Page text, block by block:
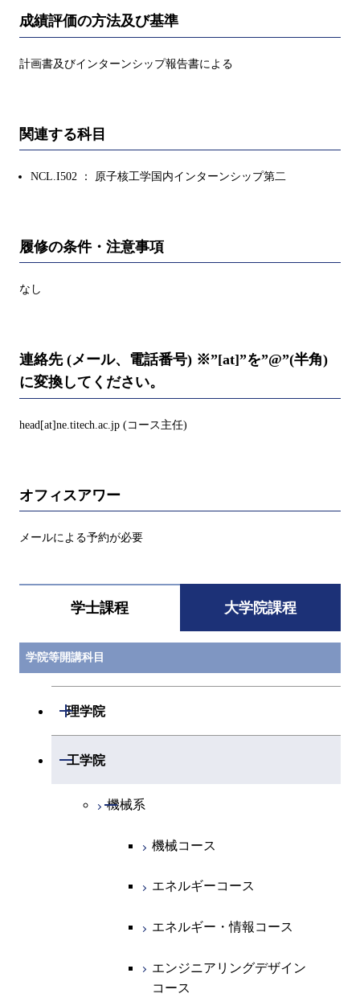
成績評価の方法及び基準
計画書及びインターンシップ報告書による
関連する科目
NCL.I502 ： 原子核工学国内インターンシップ第二
履修の条件・注意事項
なし
連絡先 (メール、電話番号) ※”[at]”を”@”(半角)
に変換してください。
head[at]ne.titech.ac.jp (コース主任)
オフィスアワー
メールによる予約が必要
学士課程 大学院課程
学院等開講科目
理学院
開閉
物理学系
物理学コース
物質・情報卓越コース
化学コース
エネルギーコース
エネルギー・情報コース
地球惑星科学系
地球惑星科学コース
工学院
開閉
機械系
開閉
機械コース
エネルギーコース
エネルギー・情報コース
エンジニアリングデザイン
コース